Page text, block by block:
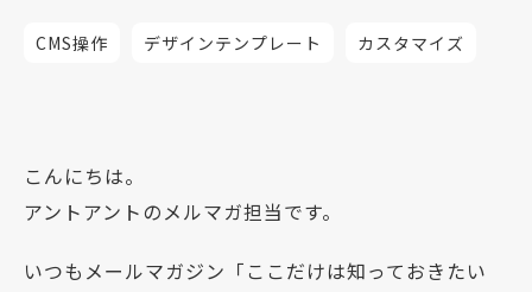
CMS操作 デザインテンプレート カスタマイズ
こんにちは。
アントアントのメルマガ担当です。
いつもメールマガジン「ここだけは知っておきたい